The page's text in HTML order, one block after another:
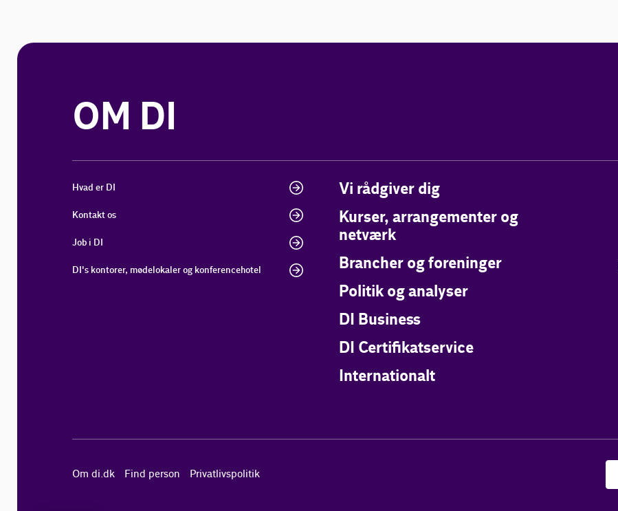
OM DI
Hvad er DI
Kontakt os
Job i DI
DI's kontorer, mødelokaler og konferencehotel
Vi rådgiver dig
Kurser, arrangementer og
netværk
Brancher og foreninger
Politik og analyser
DI Business
DI Certifikatservice
Internationalt
Om di.dk Find person Privatlivspolitik